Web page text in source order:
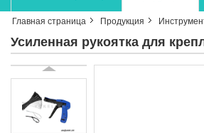
Главная страница Продукция
Усиленная рукоятка для